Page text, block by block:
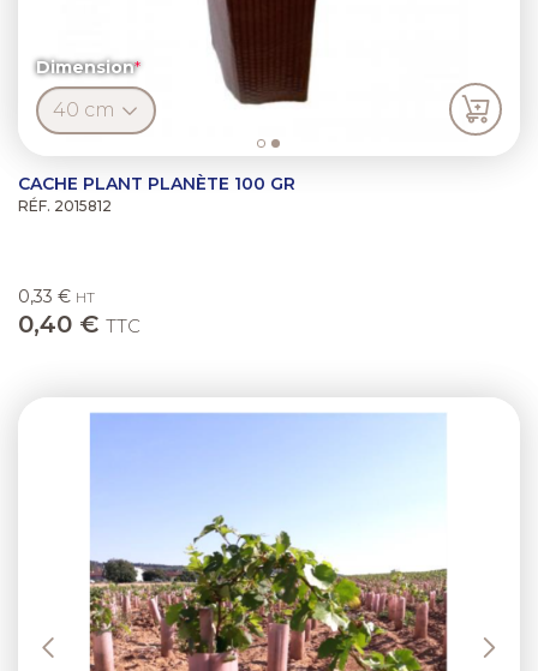
Dimension
CACHE PLANT PLANÈTE 100 GR
RÉF. 2015812
0,33 € HT
0,40 € TTC
Previous